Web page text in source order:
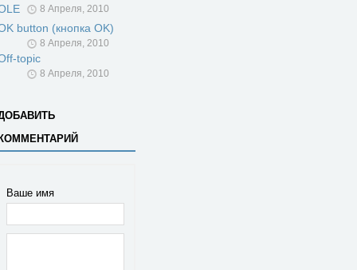
8 Апреля, 2010
button (кнопка OK)
8 Апреля, 2010
topic
8 Апреля, 2010
Ваше имя